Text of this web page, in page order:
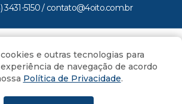
3431-5150 / contato@4oito.com.br
direitos reservados ao Portal 4oito
e outras tecnologias para
de navegação de acordo
Política de Privacidade.